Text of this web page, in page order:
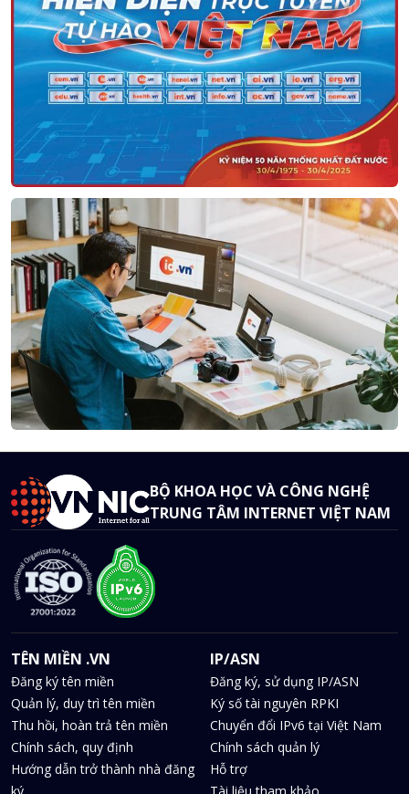
BỘ KHOA HỌC VÀ CÔNG NGHỆ
TRUNG TÂM INTERNET VIỆT NAM
TÊN MIỀN .VN
Đăng ký tên miền
Quản lý, duy trì tên miền
Thu hồi, hoàn trả tên miền
Chính sách, quy định
Hướng dẫn trở thành nhà đăng
IP/ASN
Đăng ký, sử dụng IP/ASN
Ký số tài nguyên RPKI
Chuyển đổi IPv6 tại Việt Nam
Chính sách quản lý
Hỗ trợ